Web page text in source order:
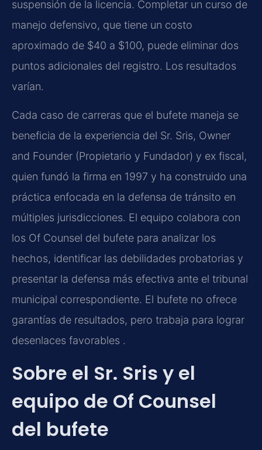
suspensión de la licencia. Completar un curso de
manejo defensivo, que tiene un costo
aproximado de $40 a $100, puede eliminar dos
puntos adicionales del registro. Los resultados
varían.
Cada caso de carreras que el bufete maneja se
beneficia de la experiencia del Sr. Sris, Owner
and Founder (Propietario y Fundador) y ex fiscal,
quien fundó la firma en 1997 y ha construido una
práctica enfocada en la defensa de tránsito en
múltiples jurisdicciones. El equipo colabora con
los Of Counsel del bufete para analizar los
hechos, identificar las debilidades probatorias y
presentar la defensa más efectiva ante el tribunal
municipal correspondiente. El bufete no ofrece
garantías de resultados, pero trabaja para lograr
desenlaces favorables .
Sobre el Sr. Sris y el
equipo de Of Counsel
del bufete